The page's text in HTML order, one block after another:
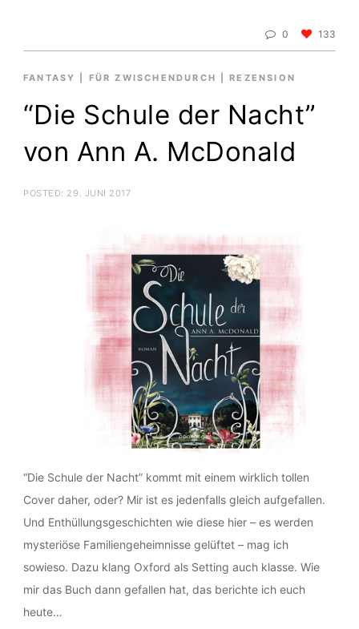
0 133
FANTASY FÜR ZWISCHENDURCH REZENSION
“Die Schule der Nacht”
von Ann A. McDonald
POSTED: 29. JUNI 2017
“Die Schule der Nacht” kommt mit einem wirklich tollen
Cover daher, oder? Mir ist es jedenfalls gleich aufgefallen.
Und Enthüllungsgeschichten wie diese hier – es werden
mysteriöse Familiengeheimnisse gelüftet – mag ich
sowieso. Dazu klang Oxford als Setting auch klasse. Wie
mir das Buch dann gefallen hat, das berichte ich euch
heute…